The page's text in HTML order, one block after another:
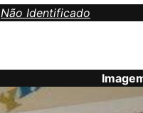
Não Identificado